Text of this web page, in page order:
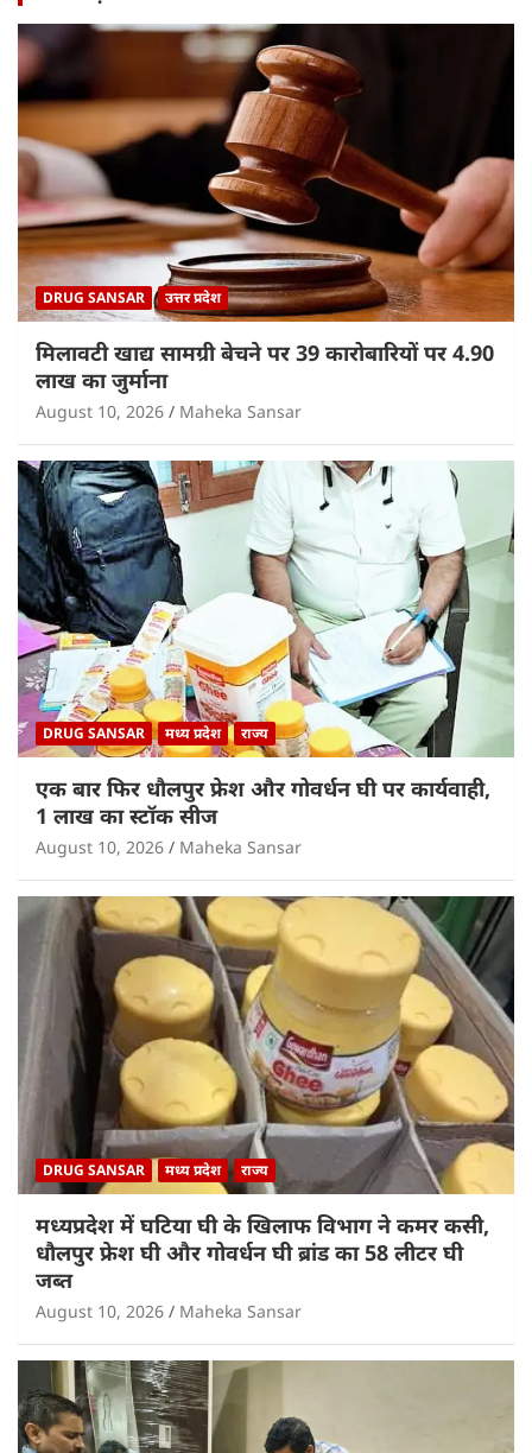
DRUG SANSAR उत्तर प्रदेश
मिलावटी खाद्य सामग्री बेचने पर 39 कारोबारियों पर 4.90
लाख का जुर्माना
August 10, 2026 Maheka Sansar
DRUG SANSAR मध्य प्रदेश राज्य
एक बार फिर धौलपुर फ्रेश और गोवर्धन घी पर कार्यवाही,
1 लाख का स्टॉक सीज
August 10, 2026 Maheka Sansar
DRUG SANSAR मध्य प्रदेश राज्य
मध्यप्रदेश में घटिया घी के खिलाफ विभाग ने कमर कसी,
धौलपुर फ्रेश घी और गोवर्धन घी ब्रांड का 58 लीटर घी
जब्त
August 10, 2026 Maheka Sansar